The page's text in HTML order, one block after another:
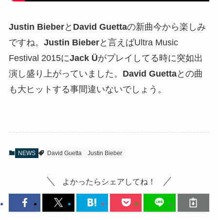
Justin Bieberと David Guettaの新曲今から楽しみ
ですね。 Justin Bieberと言えばUltra Music
Festival 2015にJack Üがプレイしてる時に突如出
演し盛り上がっていました。 David Guettaとの曲
も大ヒットする事間違いないでしょう。
NEWS David Guetta Justin Bieber
よかったらシェアしてね！